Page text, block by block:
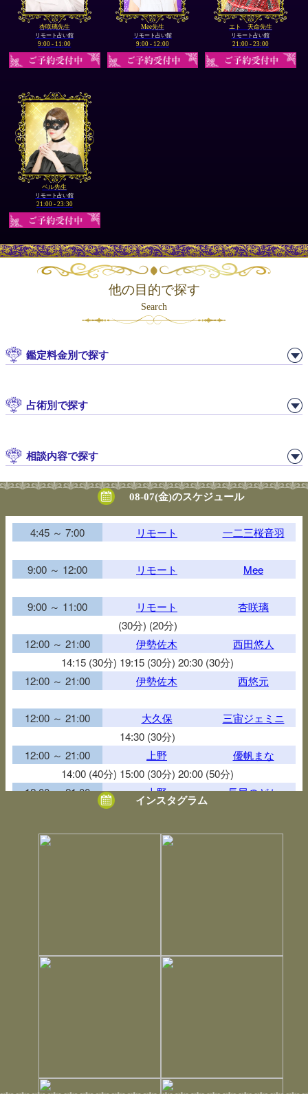
杏咲璃先生
リモート占い館
9:00 - 11:00
Mee先生
リモート占い館
9:00 - 12:00
エト 天命先生
リモート占い館
21:00 - 23:00
ベル先生
リモート占い館
21:00 - 23:30
他の目的で探す
Search
鑑定料金別で探す
占術別で探す
相談内容で探す
08-07(金)のスケジュール
4:45 ～ 7:00 リモート 一二三桜音羽
9:00 ～ 12:00 リモート Mee
9:00 ～ 11:00 リモート
杏咲璃
(30分) (20分)
12:00 ～ 21:00
伊勢佐木
西田悠人
14:15 (30分) 19:15 (30分) 20:30 (30分)
12:00 ～ 21:00
伊勢佐木 西悠元
12:00 ～ 21:00 大久保
三宙ジェミニ
14:30 (30分)
12:00 ～ 21:00
上野
優帆まな
14:00 (40分) 15:00 (30分) 20:00 (50分)
12:00 ～ 21:00
上野
長尾のどか
19:30 (60分)
16:00 (30分)
分) 20:00 (40分)
インスタグラム